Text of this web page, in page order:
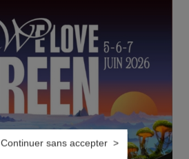
Continuer sans accepter